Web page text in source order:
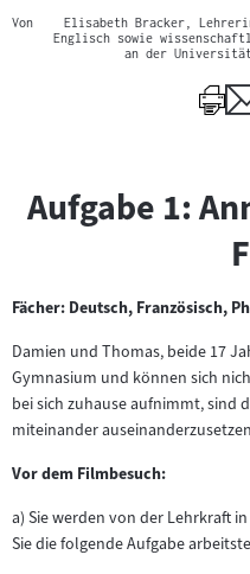
Von
Elisabeth Bracker,
Englisch sowie
an der Universität
Aufgabe 1:
Fächer: Deutsch, Französisch,
Damien und Thomas, beide 17
Gymnasium und können sich
bei sich zuhause aufnimmt, sind
miteinander
Vor dem Filmbesuch:
a) Sie werden von der Lehrkraft
Sie die folgende Aufgabe